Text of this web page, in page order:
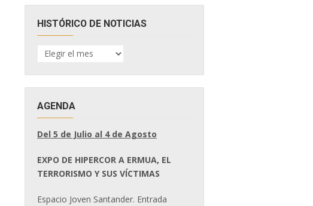
HISTÓRICO DE NOTICIAS
HISTÓRICO
DE
AGENDA
Del 5 de Julio al 4 de Agosto
EXPO DE HIPERCOR A ERMUA, EL
TERRORISMO Y SUS VÍCTIMAS
Espacio Joven Santander. Entrada